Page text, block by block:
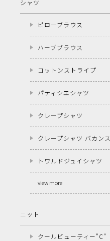
シャツ
ピローブラウス
ハーブブラウス
コットンストライプ
パティシエシャツ
クレープシャツ
クレープシャツ バカンス
トワルドジュイシャツ
view more
ニット
クールビューティー"C"